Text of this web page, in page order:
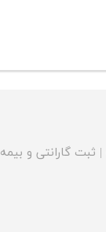
| ثبت گارانتی و بیمه